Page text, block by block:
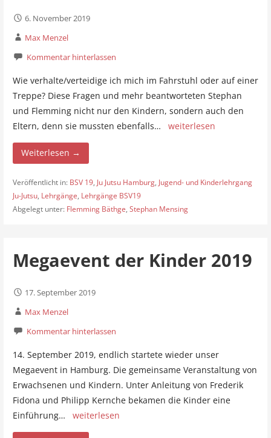
6. November 2019
Max Menzel
Kommentar hinterlassen
Wie verhalte/verteidige ich mich im Fahrstuhl oder auf einer
Treppe? Diese Fragen und mehr beantworteten Stephan
und Flemming nicht nur den Kindern, sondern auch den
Eltern, denn sie mussten ebenfalls… weiterlesen
Weiterlesen →
Veröffentlicht in: BSV 19, Ju Jutsu Hamburg, Jugend- und Kinderlehrgang
Ju-Jutsu, Lehrgänge, Lehrgänge BSV19
Abgelegt unter: Flemming Bäthge, Stephan Mensing
Megaevent der Kinder 2019
17. September 2019
Max Menzel
Kommentar hinterlassen
14. September 2019, endlich startete wieder unser
Megaevent in Hamburg. Die gemeinsame Veranstaltung von
Erwachsenen und Kindern. Unter Anleitung von Frederik
Fidona und Philipp Kernche bekamen die Kinder eine
Einführung… weiterlesen